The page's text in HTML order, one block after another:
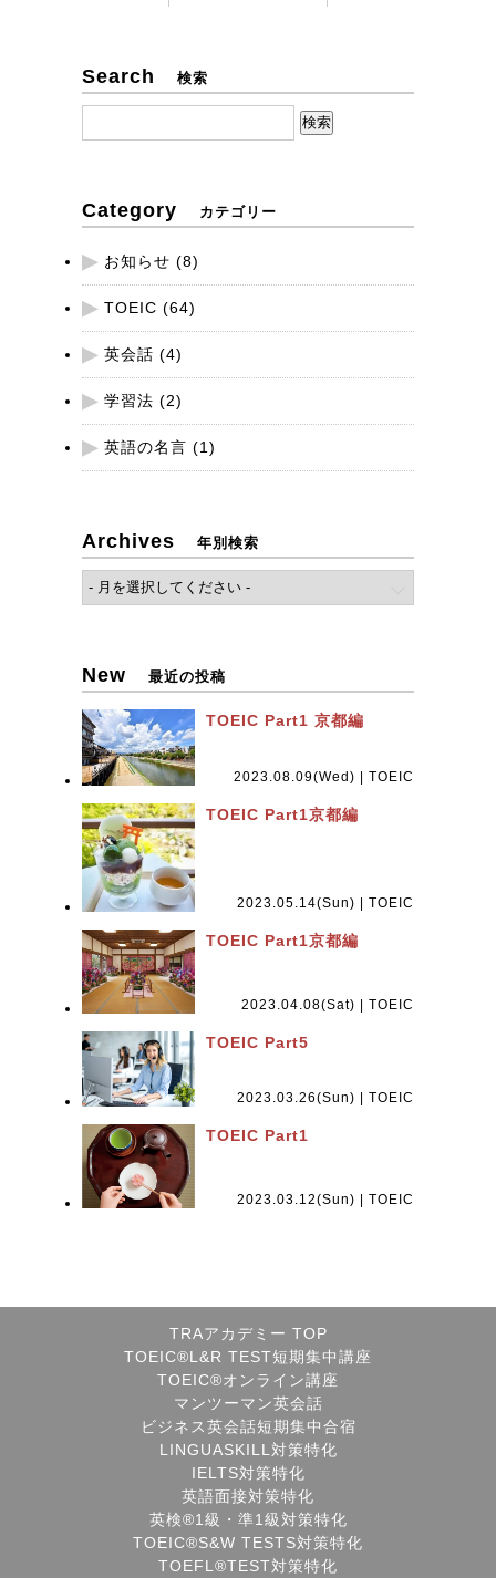
Search 検索
索:
Category カテゴリー
お知らせ (8)
TOEIC (64)
英会話 (4)
学習法 (2)
英語の名言 (1)
Archives 年別検索
New 最近の投稿
TOEIC Part1 京都編
2023.08.09(Wed) | TOEIC
TOEIC Part1京都編
2023.05.14(Sun) | TOEIC
TOEIC Part1京都編
2023.04.08(Sat) | TOEIC
TOEIC Part5
2023.03.26(Sun) | TOEIC
TOEIC Part1
2023.03.12(Sun) | TOEIC
TRAアカデミー TOP
TOEIC®L&R TEST短期集中講座
TOEIC®オンライン講座
マンツーマン英会話
ビジネス英会話短期集中合宿
LINGUASKILL対策特化
IELTS対策特化
英語面接対策特化
英検®1級・準1級対策特化
TOEIC®S&W TESTS対策特化
TOEFL®TEST対策特化